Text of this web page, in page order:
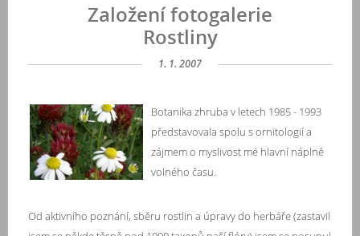
Založení fotogalerie
Rostliny
1. 1. 2007
Botanika zhruba v letech 1985 - 1993
představovala spolu s ornitologií a
zájmem o myslivost mé hlavní náplně
volného času.
Od aktivního poznání, sběru rostlin a úpravy do herbáře (zastavil